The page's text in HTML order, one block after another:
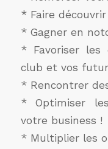
* Faire
* Gagner en
* Favoriser
club et vos
* Rencontrer
* Optimiser
votre business !
* Multiplier les